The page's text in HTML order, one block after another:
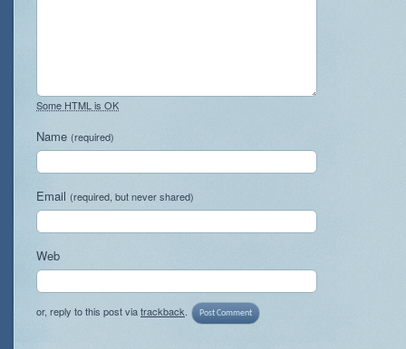
Some HTML is OK
Name (required)
Email (required, but never shared)
Web
or, reply to this post viatrackback.